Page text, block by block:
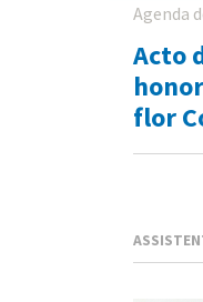
Agenda
Acto
flor